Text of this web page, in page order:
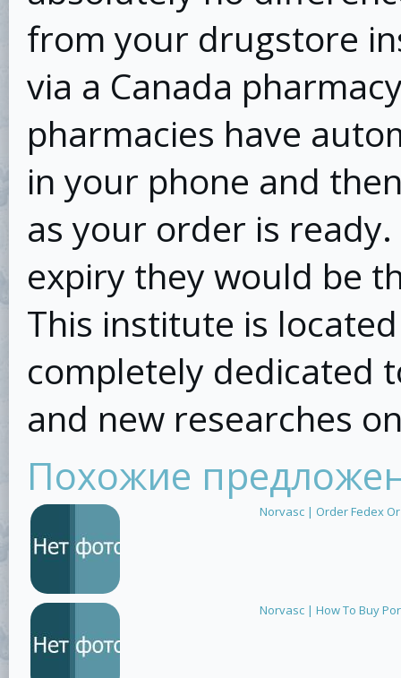
from your drugstore
via a Canada
pharmacies have
in your phone and
as your order is
expiry they would be
This institute is
completely dedicated
and new researches
Похожие
Norvasc | Order Fedex
Norvasc | How To Buy